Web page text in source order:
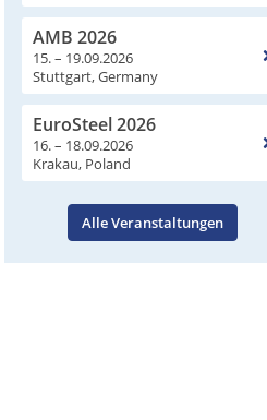
AMB 2026
15. – 19.09.2026
Stuttgart, Germany
EuroSteel 2026
16. – 18.09.2026
Krakau, Poland
Alle Veranstaltungen